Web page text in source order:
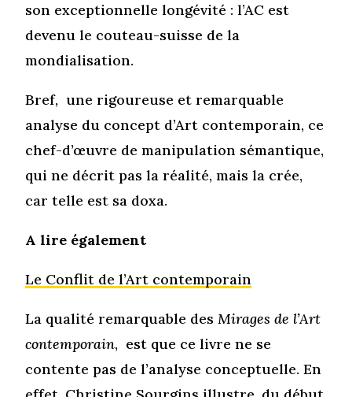
son exceptionnelle longévité : l’AC est
devenu le couteau-suisse de la
mondialisation.
Bref, une rigoureuse et remarquable
analyse du concept d’Art contemporain, ce
chef-d’œuvre de manipulation sémantique,
qui ne décrit pas la réalité, mais la crée,
car telle est sa doxa.
A lire également
Le Conflit de l’Art contemporain
La qualité remarquable desMirages de l’Art
contemporain, est que ce livre ne se
contente pas de l’analyse conceptuelle. En